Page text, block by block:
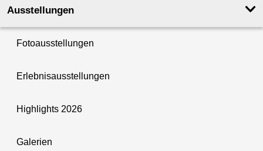
Ausstellungen
Fotoausstellungen
Erlebnisausstellungen
Highlights 2026
Galerien